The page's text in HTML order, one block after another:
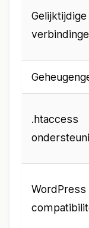
Gelijktijdige
.htaccess
WordPress